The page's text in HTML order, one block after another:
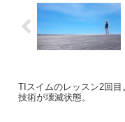
TIスイムのレッスン2回
技術が壊滅状態。